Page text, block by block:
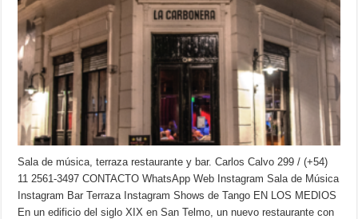
Sala de música, terraza restaurante y bar. Carlos Calvo 299 / (+54)
11 2561-3497 CONTACTO WhatsApp Web Instagram Sala de Música
Instagram Bar Terraza Instagram Shows de Tango EN LOS MEDIOS
En un edificio del siglo XIX en San Telmo, un nuevo restaurante con